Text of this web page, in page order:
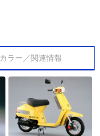
カラー／関連情報